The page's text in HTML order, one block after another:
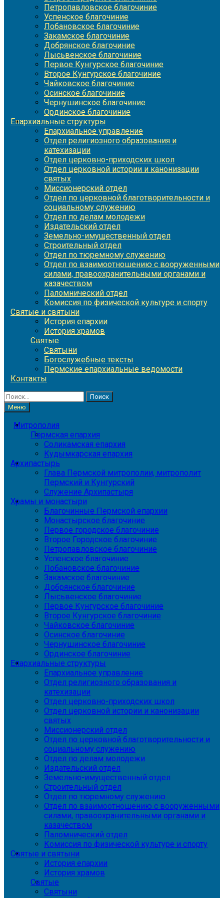
Петропавловское благочиние
Успенское благочиние
Лобановское благочиние
Закамское благочиние
Добрянское благочиние
Лысьвенское благочиние
Первое Кунгурское благочиние
Второе Кунгурское благочиние
Чайковское благочиние
Осинское благочиние
Чернушинское благочиние
Ординское благочиние
Епархиальные структуры
Епархиальное управление
Отдел религиозного образования и
катехизации
Отдел церковно-приходских школ
Отдел церковной истории и канонизации
святых
Миссионерский отдел
Отдел по церковной благотворительности и
социальному служению
Отдел по делам молодежи
Издательский отдел
Земельно-имущественный отдел
Строительный отдел
Отдел по тюремному служению
Отдел по взаимоотношению с вооруженными
силами, правоохранительными органами и
казачеством
Паломнический отдел
Комиссия по физической культуре и спорту
Святые и святыни
История епархии
История храмов
Святые
Святыни
Богослужебные тексты
Пермские епархиальные ведомости
Контакты
Найти:
Меню
Митрополия
Пермская епархия
Соликамская епархия
Кудымкарская епархия
Архипастырь
Глава Пермской митрополии, митрополит
Пермский и Кунгурский
Служение Архипастыря
Храмы и монастыри
Благочинные Пермской епархии
Монастырское благочиние
Первое городское благочиние
Второе Городское благочиние
Петропавловское благочиние
Успенское благочиние
Лобановское благочиние
Закамское благочиние
Добрянское благочиние
Лысьвенское благочиние
Первое Кунгурское благочиние
Второе Кунгурское благочиние
Чайковское благочиние
Осинское благочиние
Чернушинское благочиние
Ординское благочиние
Епархиальные структуры
Епархиальное управление
Отдел религиозного образования и
катехизации
Отдел церковно-приходских школ
Отдел церковной истории и канонизации
святых
Миссионерский отдел
Отдел по церковной благотворительности и
социальному служению
Отдел по делам молодежи
Издательский отдел
Земельно-имущественный отдел
Строительный отдел
Отдел по тюремному служению
Отдел по взаимоотношению с вооруженными
силами, правоохранительными органами и
казачеством
Паломнический отдел
Комиссия по физической культуре и спорту
Святые и святыни
История епархии
История храмов
Святые
Святыни